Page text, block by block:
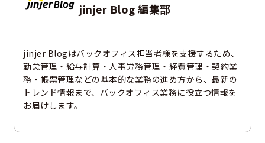
jinjer Blog 編集部
jinjer Blogはバックオフィス担当者様を支援するため、
勤怠管理・給与計算・人事労務管理・経費管理・契約業
務・帳票管理などの基本的な業務の進め方から、最新の
トレンド情報まで、バックオフィス業務に役立つ情報を
お届けします。